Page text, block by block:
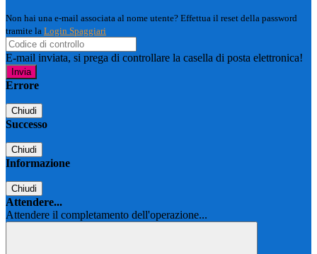
Non hai una e-mail associata al nome utente? Effettua il reset della password
tramite la Login Spaggiari
E-mail inviata, si prega di controllare la casella di posta elettronica!
Errore
Chiudi
Successo
Chiudi
Informazione
Chiudi
Attendere...
Attendere il completamento dell'operazione...